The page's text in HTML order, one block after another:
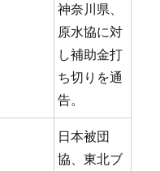
神奈川県、
原水協に対
し補助金打
ち切りを通
告。
日本被団
協、東北ブ